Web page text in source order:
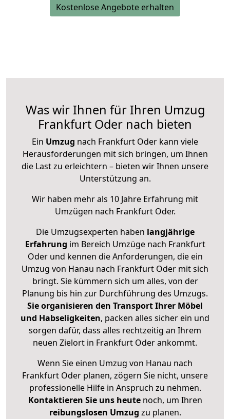
Kostenlose Angebote erhalten
Was wir Ihnen für Ihren Umzug
Frankfurt Oder nach bieten
Ein Umzug nach Frankfurt Oder kann viele
Herausforderungen mit sich bringen, um Ihnen
die Last zu erleichtern – bieten wir Ihnen unsere
Unterstützung an.
Wir haben mehr als 10 Jahre Erfahrung mit
Umzügen nach Frankfurt Oder.
Die Umzugsexperten haben langjährige
Erfahrung im Bereich Umzüge nach Frankfurt
Oder und kennen die Anforderungen, die ein
Umzug von Hanau nach Frankfurt Oder mit sich
bringt. Sie kümmern sich um alles, von der
Planung bis hin zur Durchführung des Umzugs.
Sie organisieren den Transport Ihrer Möbel
und Habseligkeiten, packen alles sicher ein und
sorgen dafür, dass alles rechtzeitig an Ihrem
neuen Zielort in Frankfurt Oder ankommt.
Wenn Sie einen Umzug von Hanau nach
Frankfurt Oder planen, zögern Sie nicht, unsere
professionelle Hilfe in Anspruch zu nehmen.
Kontaktieren Sie uns heutenoch, um Ihren
reibungslosen Umzug zu planen.